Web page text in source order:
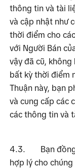
thông tin và tài
và cập nhật như
thời điểm cho
với Người Bán
vậy đã cũ,
bất kỳ thời điểm
Thuận này, bạn
và cung cấp các
các thông tin và
4.3.
Bạn
hợp lý cho